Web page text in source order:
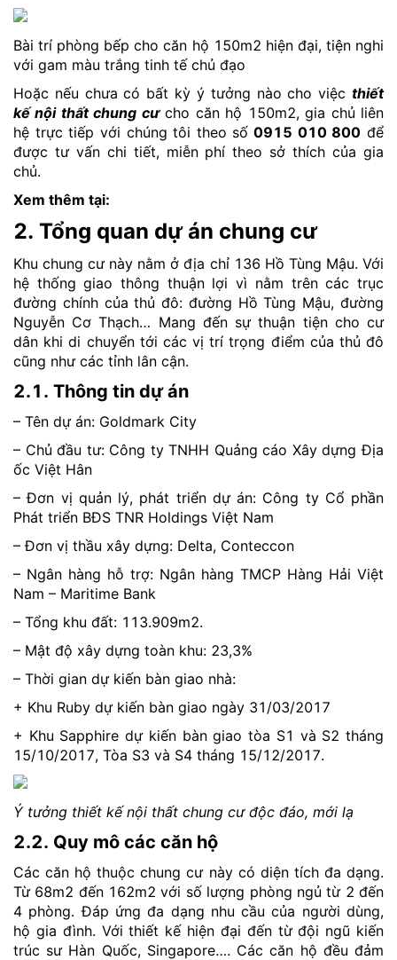
Bài trí phòng bếp cho căn hộ 150m2 hiện đại, tiện nghi
với gam màu trắng tinh tế chủ đạo
Hoặc nếu chưa có bất kỳ ý tưởng nào cho việc thiết
kế nội thất chung cưcho căn hộ 150m2, gia chủ liên
hệ trực tiếp với chúng tôi theo số 0915 010 800 để
được tư vấn chi tiết, miễn phí theo sở thích của gia
chủ.
Xem thêm tại:
2. Tổng quan dự án chung cư
Khu chung cư này nằm ở địa chỉ 136 Hồ Tùng Mậu. Với
hệ thống giao thông thuận lợi vì nằm trên các trục
đường chính của thủ đô: đường Hồ Tùng Mậu, đường
Nguyễn Cơ Thạch… Mang đến sự thuận tiện cho cư
dân khi di chuyển tới các vị trí trọng điểm của thủ đô
cũng như các tỉnh lân cận.
2.1. Thông tin dự án
– Tên dự án: Goldmark City
– Chủ đầu tư: Công ty TNHH Quảng cáo Xây dựng Địa
ốc Việt Hân
– Đơn vị quản lý, phát triển dự án: Công ty Cổ phần
Phát triển BĐS TNR Holdings Việt Nam
– Đơn vị thầu xây dựng: Delta, Conteccon
– Ngân hàng hỗ trợ: Ngân hàng TMCP Hàng Hải Việt
Nam – Maritime Bank
– Tổng khu đất: 113.909m2.
– Mật độ xây dựng toàn khu: 23,3%
– Thời gian dự kiến bàn giao nhà:
+ Khu Ruby dự kiến bàn giao ngày 31/03/2017
+ Khu Sapphire dự kiến bàn giao tòa S1 và S2 tháng
15/10/2017, Tòa S3 và S4 tháng 15/12/2017.
Ý tưởng thiết kế nội thất chung cư độc đáo, mới lạ
2.2. Quy mô các căn hộ
Các căn hộ thuộc chung cư này có diện tích đa dạng.
Từ 68m2 đến 162m2 với số lượng phòng ngủ từ 2 đến
4 phòng. Đáp ứng đa dạng nhu cầu của người dùng,
hộ gia đình. Với thiết kế hiện đại đến từ đội ngũ kiến
trúc sư Hàn Quốc, Singapore…. Các căn hộ đều đảm